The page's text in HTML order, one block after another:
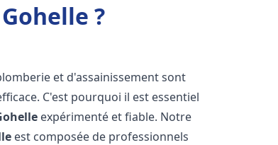
?
et d'assainissement sont
C'est pourquoi il est essentiel
expérimenté et fiable. Notre
est composée de professionnels